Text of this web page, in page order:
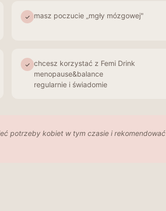
✓ masz poczucie „mgły mózgowej"
✓ chcesz korzystać z Femi Drink
menopause&balance
regularnie i świadomie
potrzeby kobiet w tym czasie i rekomendować